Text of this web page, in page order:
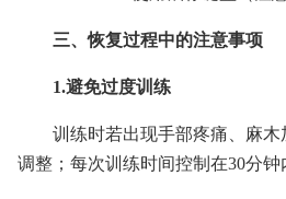
三、恢复过程中的注意事项
1.避免过度训练
训练时若出现手部疼痛、麻
调整；每次训练时间控制在30分钟